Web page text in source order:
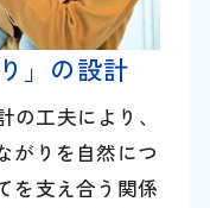
」の設計
の工夫により、
がりを自然につ
を支え合う関係